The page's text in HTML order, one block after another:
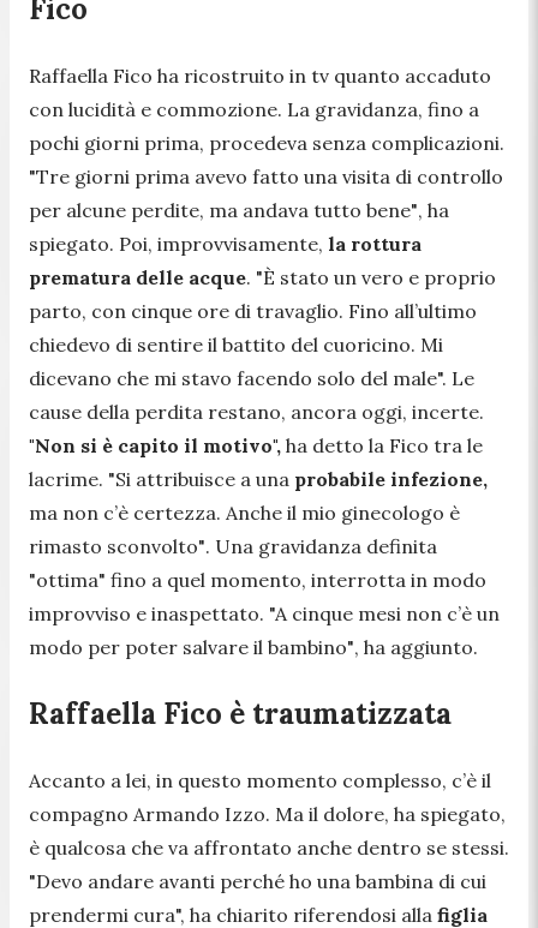
Fico
Raffaella Fico ha ricostruito in tv quanto accaduto
con lucidità e commozione. La gravidanza, fino a
pochi giorni prima, procedeva senza complicazioni.
"Tre giorni prima avevo fatto una visita di controllo
per alcune perdite, ma andava tutto bene", ha
spiegato. Poi, improvvisamente, la rottura
prematura delle acque. "È stato un vero e proprio
parto, con cinque ore di travaglio. Fino all’ultimo
chiedevo di sentire il battito del cuoricino. Mi
dicevano che mi stavo facendo solo del male". Le
cause della perdita restano, ancora oggi, incerte.
"Non si è capito il motivo", ha detto la Fico tra le
lacrime. "Si attribuisce a una probabile infezione,
ma non c’è certezza. Anche il mio ginecologo è
rimasto sconvolto". Una gravidanza definita
"ottima" fino a quel momento, interrotta in modo
improvviso e inaspettato. "A cinque mesi non c’è un
modo per poter salvare il bambino", ha aggiunto.
Raffaella Fico è traumatizzata
Accanto a lei, in questo momento complesso, c’è il
compagno Armando Izzo. Ma il dolore, ha spiegato,
è qualcosa che va affrontato anche dentro se stessi.
"Devo andare avanti perché ho una bambina di cui
prendermi cura", ha chiarito riferendosi alla figlia